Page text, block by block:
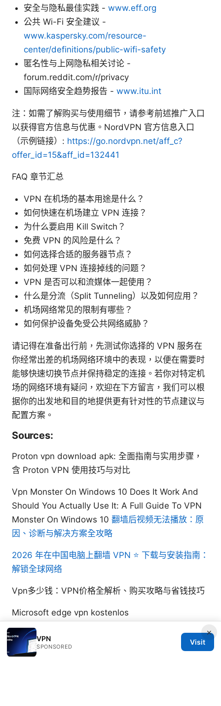
安全与隐私最佳实践 - www.eff.org
公共 Wi-Fi 安全建议 -
www.kaspersky.com/resource-
center/definitions/public-wifi-safety
匿名性与上网隐私相关讨论 -
forum.reddit.com/r/privacy
国际网络安全趋势报告 - www.itu.int
注：如需了解购买与使用细节，请参考前述推广入口
以获得官方信息与优惠。NordVPN 官方信息入口
（示例链接）: https://go.nordvpn.net/aff_c?
offer_id=15&aff_id=132441
FAQ 章节汇总
VPN 在机场的基本用途是什么？
如何快速在机场建立 VPN 连接？
为什么要启用 Kill Switch？
免费 VPN 的风险是什么？
如何选择合适的服务器节点？
如何处理 VPN 连接掉线的问题？
VPN 是否可以和流媒体一起使用？
什么是分流（Split Tunneling）以及如何应用？
机场网络常见的限制有哪些？
如何保护设备免受公共网络威胁？
请记得在准备出行前，先测试你选择的 VPN 服务在
你经常出差的机场网络环境中的表现，以便在需要时
能够快速切换节点并保持稳定的连接。若你对特定机
场的网络环境有疑问，欢迎在下方留言，我们可以根
据你的出发地和目的地提供更有针对性的节点建议与
配置方案。
Sources:
Proton vpn download apk: 全面指南与实用步骤，
含 Proton VPN 使用技巧与对比
Vpn Monster On Windows 10 Does It Work And
Should You Actually Use It: A Full Guide To VPN
Monster On Windows 10 翻墙后视频无法播放：原
因、诊断与解决方案全攻略
2026 年在中国电脑上翻墙 VPN ⭐ 下载与安装指南：
解锁全球网络
Vpn多少钱：VPN价格全解析、购买攻略与省钱技巧
Microsoft edge vpn kostenlos
×
VPN
SPONSORED
Visit